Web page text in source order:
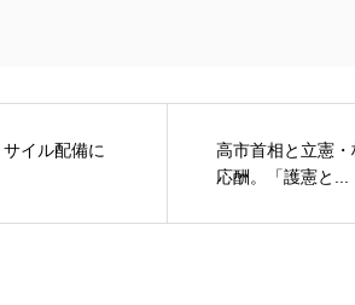
イル配備に
高市首相と立憲
応酬。「護憲と...